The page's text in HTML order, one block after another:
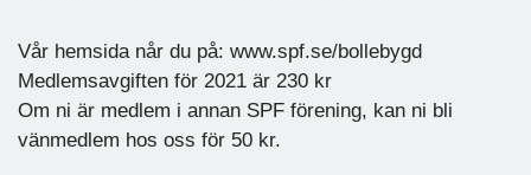
Vår hemsida når du på: www.spf.se/bollebygd
Medlemsavgiften för 2021 är 230 kr
Om ni är medlem i annan SPF förening, kan ni bli
vänmedlem hos oss för 50 kr.